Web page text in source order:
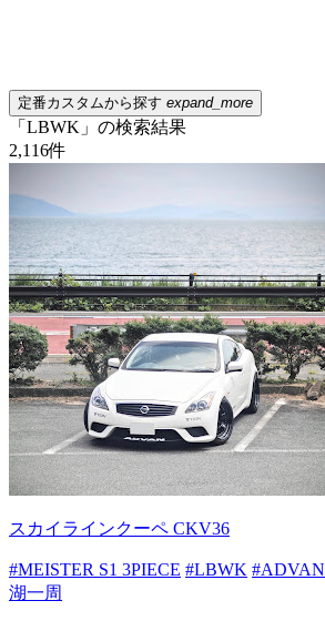
定番カスタムから探す expand_more
「LBWK」の検索結果
2,116件
スカイラインクーペ CKV36
#MEISTER S1 3PIECE #LBWK #ADVAN
湖一周